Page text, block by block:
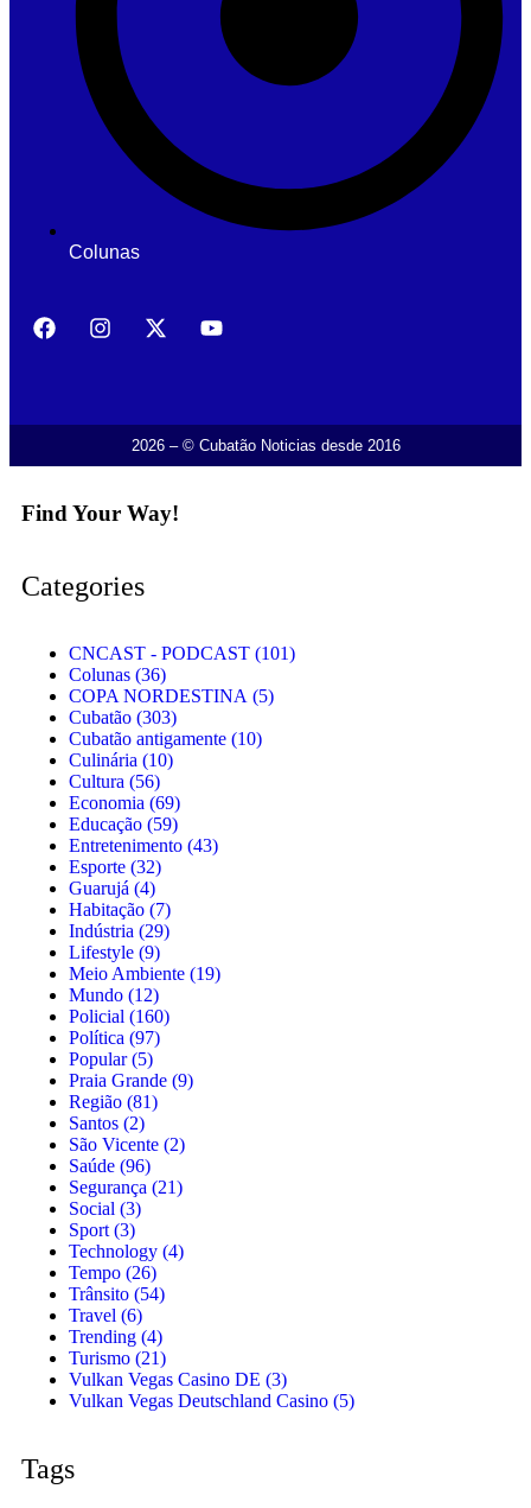
Colunas
2026 – © Cubatão Noticias desde 2016
Find Your Way!
Categories
CNCAST - PODCAST (101)
Colunas (36)
COPA NORDESTINA (5)
Cubatão (303)
Cubatão antigamente (10)
Culinária (10)
Cultura (56)
Economia (69)
Educação (59)
Entretenimento (43)
Esporte (32)
Guarujá (4)
Habitação (7)
Indústria (29)
Lifestyle (9)
Meio Ambiente (19)
Mundo (12)
Policial (160)
Política (97)
Popular(5)
Praia Grande (9)
Região (81)
Santos (2)
São Vicente (2)
Saúde (96)
Segurança (21)
Social (3)
Sport(3)
Technology (4)
Tempo (26)
Trânsito (54)
Travel (6)
Trending (4)
Turismo (21)
Vulkan Vegas Casino DE (3)
Vulkan Vegas Deutschland Casino (5)
Tags